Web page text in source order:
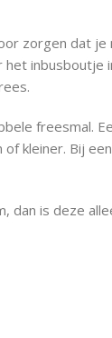
zorgen dat je
het inbusboutje
freesmal.
kleiner. Bij
dan is deze